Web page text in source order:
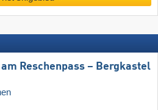
am Reschenpass – Bergkastel